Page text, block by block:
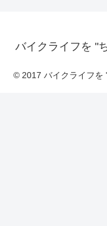
バイクライフを "
© 2017 バイクライフを